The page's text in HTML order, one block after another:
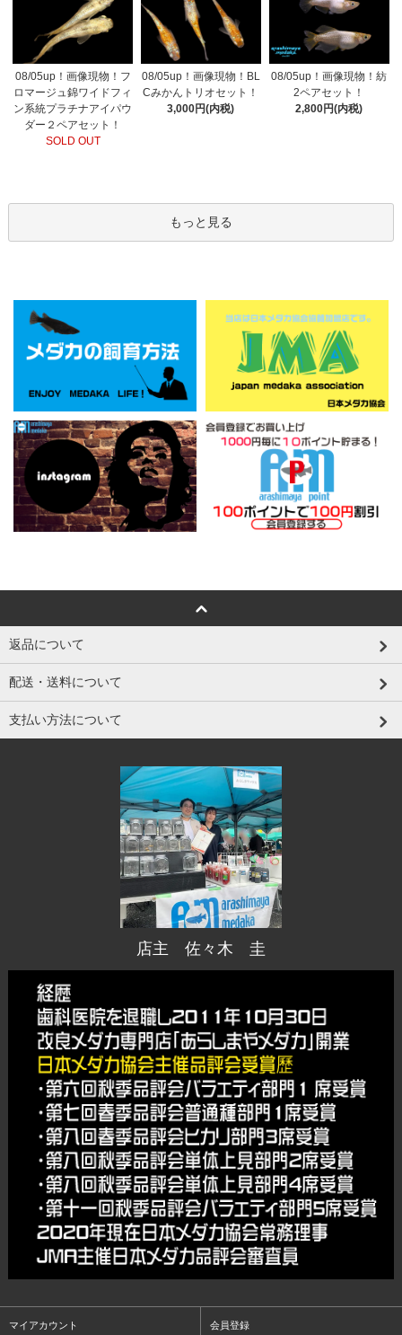
08/05up！画像現物！フ
ロマージュ錦ワイドフィ
ン系統プラチナアイパウ
ダー２ペアセット！
SOLD OUT
08/05up！画像現物！BL
Cみかんトリオセット！
3,000円(内税)
08/05up！画像現物！紡
2ペアセット！
2,800円(内税)
もっと見る
返品について
配送・送料について
支払い方法について
店主 佐々木 圭
マイアカウント 会員登録